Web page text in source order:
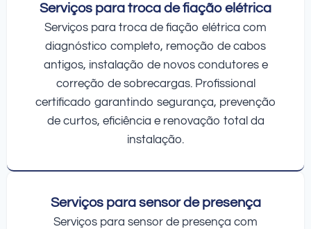
Serviços para troca de fiação elétrica
Serviços para troca de fiação elétrica com
diagnóstico completo, remoção de cabos
antigos, instalação de novos condutores e
correção de sobrecargas. Profissional
certificado garantindo segurança, prevenção
de curtos, eficiência e renovação total da
instalação.
Serviços para sensor de presença
Serviços para sensor de presença com